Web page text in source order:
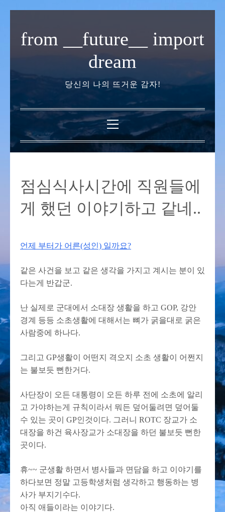
기
from __future__ import
dream
당신의 나의 뜨거운 감자!
기
본
메
뉴
점심식사시간에 직원들에
게 했던 이야기하고 같네..
언제 부터가 어른(성인) 일까요?
같은 사건을 보고 같은 생각을 가지고 계시는 분이 있
다는게 반갑군.
난 실제로 군대에서 소대장 생활을 하고 GOP, 강안
경계 등등 소초생활에 대해서는 뼈가 굵을대로 굵은
사람중에 하나다.
그리고 GP생활이 어떤지 격오지 소초 생활이 어쩐지
는 불보듯 뻔한거다.
사단장이 오든 대통령이 오든 하루 전에 소초에 알리
고 가야하는게 규칙이라서 뭐든 덮어둘려면 덮어둘
수 있는 곳이 GP인것이다. 그러니 ROTC 장교가 소
대장을 하건 육사장교가 소대장을 하던 불보듯 뻔한
곳이다.
휴~~ 군생활 하면서 병사들과 면담을 하고 이야기를
하다보면 정말 고등학생처럼 생각하고 행동하는 병
사가 부지기수다.
아직 애들이라는 이야기다.